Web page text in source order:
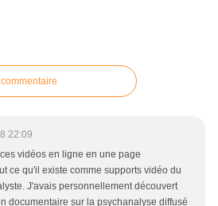
22:09
vidéos en ligne en une page
ce qu'il existe comme supports vidéo du
J'avais personnellement découvert
documentaire sur la psychanalyse diffusé